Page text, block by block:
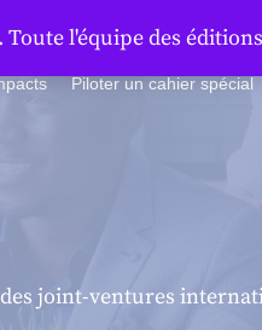
Piloter un cahier spécial
joint-ventures
l'équipe des